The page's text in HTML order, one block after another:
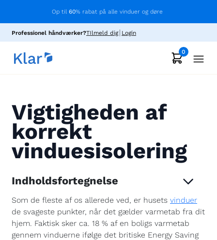
Op til 60% rabat på alle vinduer og døre
Professionel håndværker?TIlmeld dig Login
0
Vigtigheden af
korrekt
vinduesisolering
Indholdsfortegnelse
Som de fleste af os allerede ved, er husets vinduer
de svageste punkter, når det gælder varmetab fra dit
hjem. Faktisk sker ca. 18 % af en boligs varmetab
gennem vinduerne ifølge det britiske Energy Saving